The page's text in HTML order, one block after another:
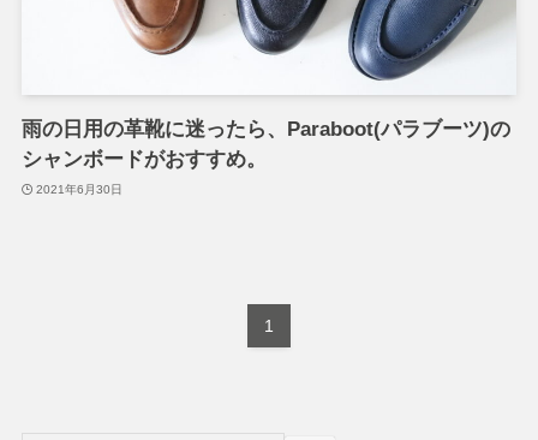
雨の日用の革靴に迷ったら、Paraboot(パラブーツ)の
シャンボードがおすすめ。
2021年6月30日
1